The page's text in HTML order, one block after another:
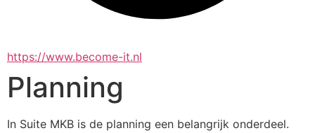
https://www.become-it.nl
Planning
In Suite MKB is de planning een belangrijk onderdeel.